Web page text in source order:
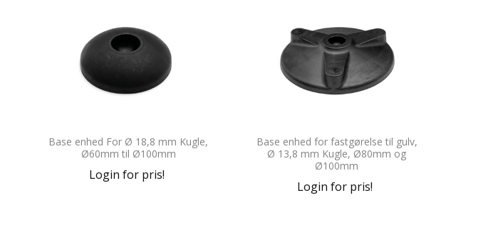
Base enhed For Ø 18,8 mm Kugle,
Ø60mm til Ø100mm
Login for pris!
Base enhed for fastgørelse til gulv,
Ø 13,8 mm Kugle, Ø80mm og
Ø100mm
Login for pris!